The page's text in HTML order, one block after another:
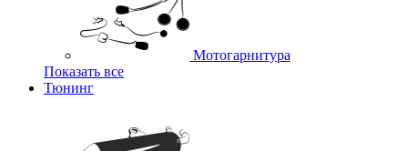
Мотогарнитура
Показать все
Тюнинг